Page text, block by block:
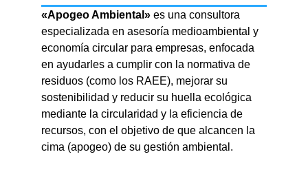
«Apogeo Ambiental» es una consultora
especializada en asesoría medioambiental y
economía circular para empresas, enfocada
en ayudarles a cumplir con la normativa de
residuos (como los RAEE), mejorar su
sostenibilidad y reducir su huella ecológica
mediante la circularidad y la eficiencia de
recursos, con el objetivo de que alcancen la
cima (apogeo) de su gestión ambiental.